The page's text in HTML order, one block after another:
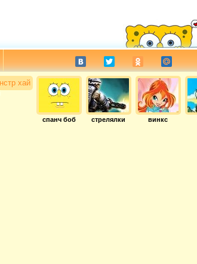
спанч боб стрелялки винкс